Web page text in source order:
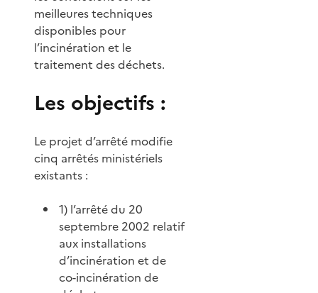
meilleures techniques
disponibles pour
l’incinération et le
traitement des déchets.
Les objectifs :
Le projet d’arrêté modifie
cinq arrêtés ministériels
existants :
1) l’arrêté du 20
septembre 2002 relatif
aux installations
d’incinération et de
co-incinération de